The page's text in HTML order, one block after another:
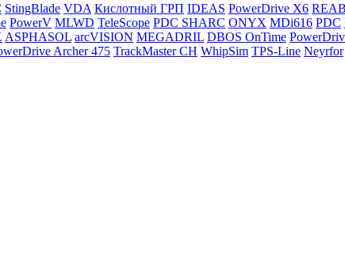
StingBlade VDA Кислотный ГРП IDEAS PowerDrive X6
PowerV MLWD TeleScope PDC SHARC ONYX MDi616 PDC
ASPHASOL arcVISION MEGADRIL DBOS OnTime
Archer 475 TrackMaster CH WhipSim TPS-Line Neyrfor